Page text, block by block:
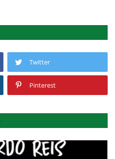
Twitter
Pinterest